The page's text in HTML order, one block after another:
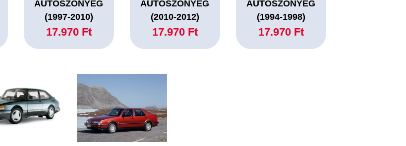
AUTÓSZŐNYEG
(1997-2010)
17.970 Ft
AUTÓSZŐNYEG
(2010-2012)
17.970 Ft
AUTÓSZŐNYEG
(1994-1998)
17.970 Ft